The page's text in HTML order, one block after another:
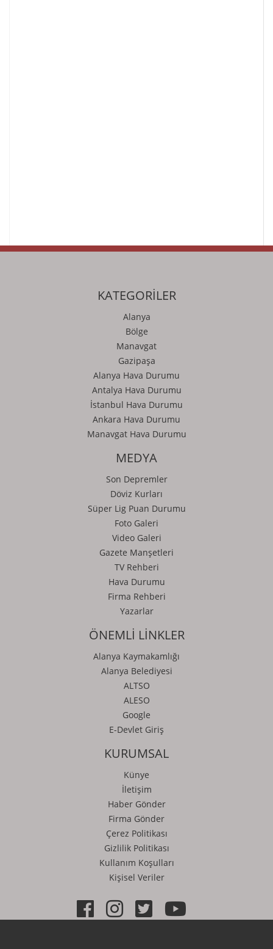
KATEGORİLER
Alanya
Bölge
Manavgat
Gazipaşa
Alanya Hava Durumu
Antalya Hava Durumu
İstanbul Hava Durumu
Ankara Hava Durumu
Manavgat Hava Durumu
MEDYA
Son Depremler
Döviz Kurları
Süper Lig Puan Durumu
Foto Galeri
Video Galeri
Gazete Manşetleri
TV Rehberi
Hava Durumu
Firma Rehberi
Yazarlar
ÖNEMLİ LİNKLER
Alanya Kaymakamlığı
Alanya Belediyesi
ALTSO
ALESO
Google
E-Devlet Giriş
KURUMSAL
Künye
İletişim
Haber Gönder
Firma Gönder
Çerez Politikası
Gizlilik Politikası
Kullanım Koşulları
Kişisel Veriler